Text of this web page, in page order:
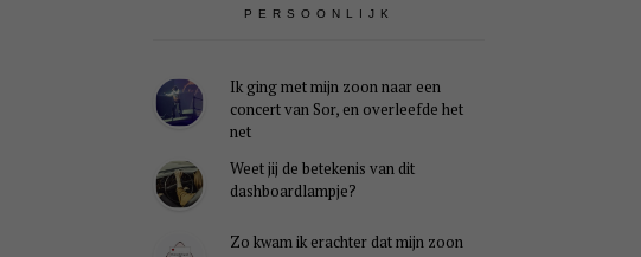
PERSOONLIJK
Ik ging met mijn zoon naar een
concert van Sor, en overleefde het
net
Weet jij de betekenis van dit
dashboardlampje?
Zo kwam ik erachter dat mijn zoon